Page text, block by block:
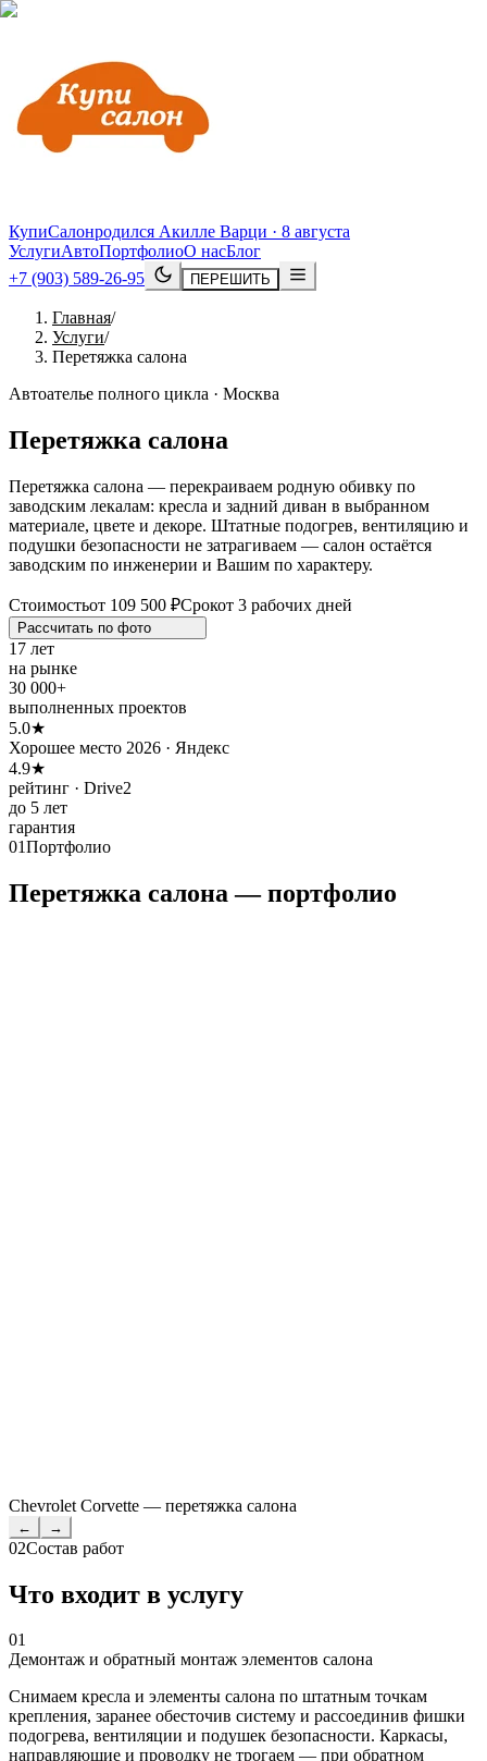
КупиСалонродился Акилле Варци · 8 августа
УслугиАвтоПортфолиоО насБлог
+7 (903) 589-26-95
ПЕРЕШИТЬ
Главная/
Услуги/
Перетяжка салона
Автоателье полного цикла · Москва
Перетяжка салона
Перетяжка салона — перекраиваем родную обивку по
заводским лекалам: кресла и задний диван в выбранном
материале, цвете и декоре. Штатные подогрев, вентиляцию и
подушки безопасности не затрагиваем — салон остаётся
заводским по инженерии и Вашим по характеру.
Стоимостьот 109 500 ₽Срокот 3 рабочих дней
Рассчитать по фото
17 лет
на рынке
30 000+
выполненных проектов
5.0★
Хорошее место 2026 · Яндекс
4.9★
рейтинг · Drive2
до 5 лет
гарантия
01Портфолио
Перетяжка салона — портфолио
Chevrolet Corvette — перетяжка салона
← →
02Состав работ
Что входит в услугу
01
Демонтаж и обратный монтаж элементов салона
Снимаем кресла и элементы салона по штатным точкам
крепления, заранее обесточив систему и рассоединив фишки
подогрева, вентиляции и подушек безопасности. Каркасы,
направляющие и проводку не трогаем — при обратном